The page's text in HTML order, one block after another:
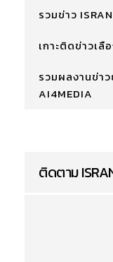
รวมข่าว
เกาะติดข่าวเลื
รวมผลงานข่า
AI4MEDIA
ติดตาม